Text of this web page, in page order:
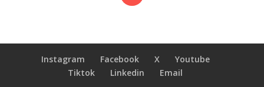
Instagram Facebook X
Youtube
Tiktok
Linkedin Email